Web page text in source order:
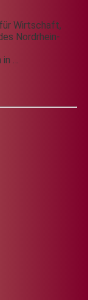
Wirtschaft,
Nordrhein-
…